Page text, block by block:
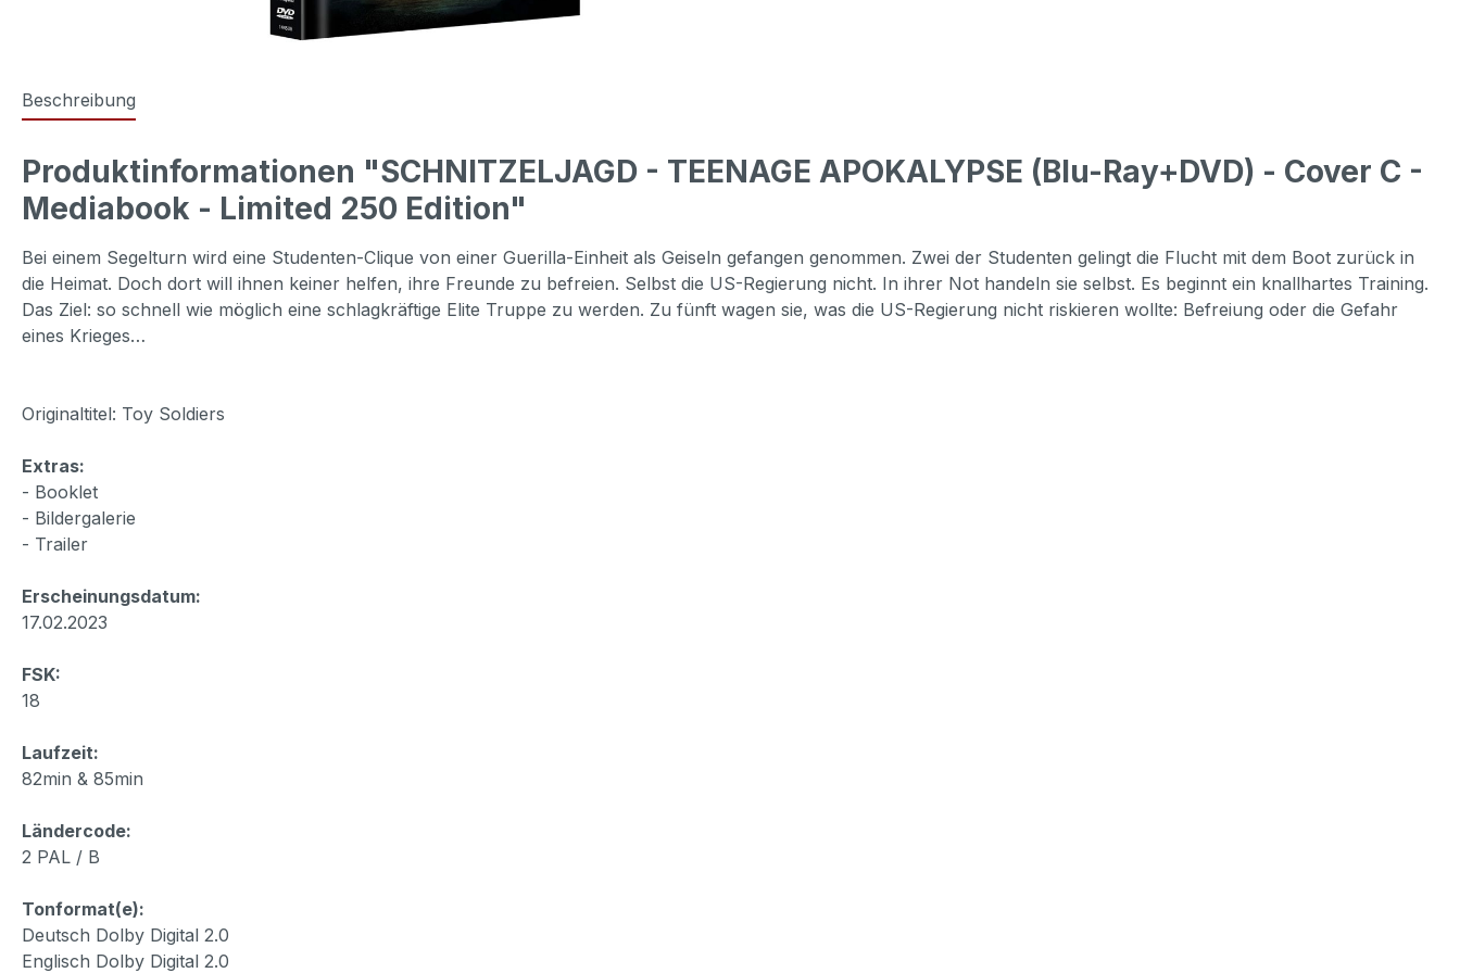
Beschreibung
Produktinformationen "SCHNITZELJAGD - TEENAGE APOKALYPSE (Blu-Ray+DVD) - Cover C -
Mediabook - Limited 250 Edition"
Bei einem Segelturn wird eine Studenten-Clique von einer Guerilla-Einheit als Geiseln gefangen genommen. Zwei der Studenten gelingt die Flucht mit dem Boot zurück in
die Heimat. Doch dort will ihnen keiner helfen, ihre Freunde zu befreien. Selbst die US-Regierung nicht. In ihrer Not handeln sie selbst. Es beginnt ein knallhartes Training.
Das Ziel: so schnell wie möglich eine schlagkräftige Elite Truppe zu werden. Zu fünft wagen sie, was die US-Regierung nicht riskieren wollte: Befreiung oder die Gefahr
eines Krieges…
Originaltitel: Toy Soldiers
Extras:
- Booklet
- Bildergalerie
- Trailer
Erscheinungsdatum:
17.02.2023
FSK:
18
Laufzeit:
82min & 85min
Ländercode:
2 PAL / B
Tonformat(e):
Deutsch Dolby Digital 2.0
Englisch Dolby Digital 2.0